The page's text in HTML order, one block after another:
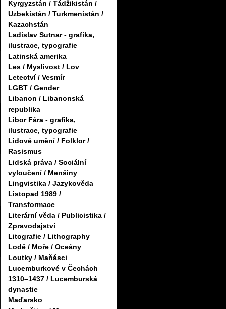
Kyrgyzstán / Tádžikistán /
Uzbekistán / Turkmenistán /
Kazachstán
Ladislav Sutnar - grafika,
ilustrace, typografie
Latinská amerika
Les / Myslivost / Lov
Letectví / Vesmír
LGBT / Gender
Libanon / Libanonská
republika
Libor Fára - grafika,
ilustrace, typografie
Lidové umění / Folklor /
Rasismus
Lidská práva / Sociální
vyloučení / Menšiny
Lingvistika / Jazykověda
Listopad 1989 /
Transformace
Literární věda / Publicistika /
Zpravodajství
Litografie / Lithography
Lodě / Moře / Oceány
Loutky / Maňásci
Lucemburkové v Čechách
1310–1437 / Lucemburská
dynastie
Maďarsko